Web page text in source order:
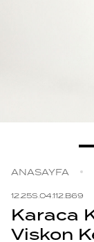
ANASAYFA
12.25S.04.112.B69
Karaca
Viskon